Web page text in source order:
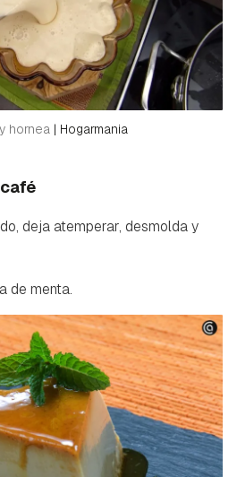
hornea | Hogarmania
deja atemperar, desmolda y
de menta.